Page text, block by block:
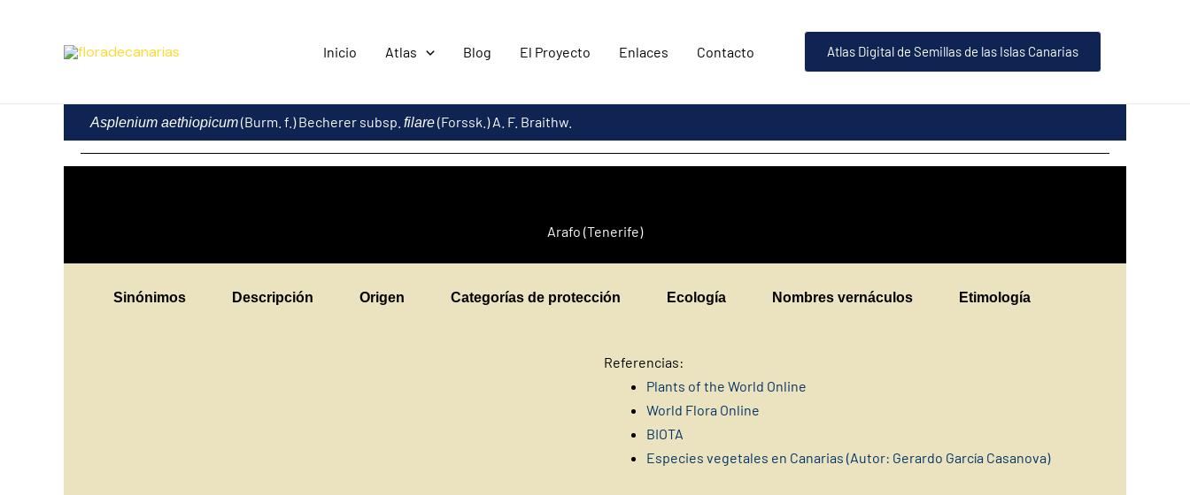
contenido
Inicio Atlas Blog El Proyecto Enlaces Contacto Atlas Digital de Semillas de las Islas Canarias
Asplenium aethiopicum(Burm. f.) Becherer subsp. filare(Forssk.) A. F. Braithw.
Arafo (Tenerife)
Sinónimos Descripción Origen Categorías de protección Ecología Nombres vernáculos Etimología
Referencias:
Plants of the World Online
World Flora Online
BIOTA
Especies vegetales en Canarias (Autor: Gerardo García Casanova)